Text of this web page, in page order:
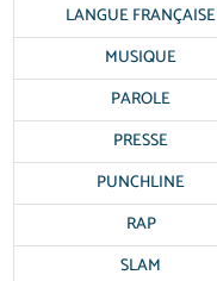
LANGUE FRANÇAISE
MUSIQUE
PAROLE
PRESSE
PUNCHLINE
RAP
SLAM